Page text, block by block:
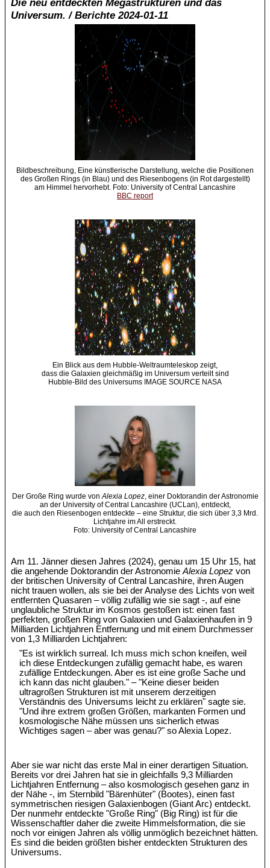
Die neu entdeckten Megastrukturen und das
Universum. / Berichte 2024-01-11
Bildbeschreibung, Eine künstlerische Darstellung, welche die Positionen
des Großen Rings (in Blau) und des Riesenbogens (in Rot dargestellt)
am Himmel hervorhebt. Foto: University of Central Lancashire
BBC report
Ein Blick aus dem Hubble-Weltraumteleskop zeigt,
dass die Galaxien gleichmäßig im Universum verteilt sind
Hubble-Bild des Universums IMAGE SOURCE NASA
Der Große Ring wurde von Alexia Lopez, einer Doktorandin der Astronomie
an der University of Central Lancashire (UCLan), entdeckt,
die auch den Riesenbogen entdeckte – eine Struktur, die sich über 3,3 Mrd.
Lichtjahre im All erstreckt.
Foto: University of Central Lancashire
Am 11. Jänner diesen Jahres (2024), genau um 15 Uhr 15, hat
die angehende Doktorandin der AstronomieAlexia Lopez von
der britischen University of Central Lancashire, ihren Augen
nicht trauen wollen, als sie bei der Analyse des Lichts von weit
entfernten Quasaren – völlig zufällig wie sie sagt -, auf eine
unglaubliche Struktur im Kosmos gestoßen ist: einen fast
perfekten, großen Ring von Galaxien und Galaxienhaufen in 9
Milliarden Lichtjahren Entfernung und mit einem Durchmesser
von 1,3 Milliarden Lichtjahren:
"Es ist wirklich surreal. Ich muss mich schon kneifen, weil
ich diese Entdeckungen zufällig gemacht habe, es waren
zufällige Entdeckungen. Aber es ist eine große Sache und
ich kann das nicht glauben." – "Keine dieser beiden
ultragroßen Strukturen ist mit unserem derzeitigen
Verständnis des Universums leicht zu erklären" sagte sie.
"Und ihre extrem großen Größen, markanten Formen und
kosmologische Nähe müssen uns sicherlich etwas
Wichtiges sagen – aber was genau?" so Alexia Lopez.
Aber sie war nicht das erste Mal in einer derartigen Situation.
Bereits vor drei Jahren hat sie in gleichfalls 9,3 Milliarden
Lichtjahren Entfernung – also kosmologisch gesehen ganz in
der Nähe -, im Sternbild "Bärenhüter" (Bootes), einen fast
symmetrischen riesigen Galaxienbogen (Giant Arc) entdeckt.
Der nunmehr entdeckte "Große Ring" (Big Ring) ist für die
Wissenschaftler daher die zweite Himmelsformation, die sie
noch vor einigen Jahren als völlig unmöglich bezeichnet hätten.
Es sind die beiden größten bisher entdeckten Strukturen des
Universums.